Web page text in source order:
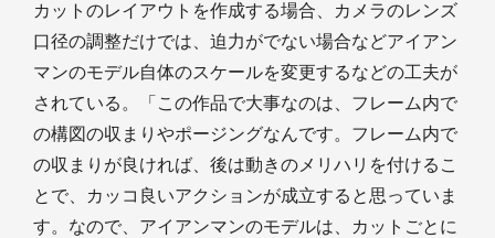
カットのレイアウトを作成する場合、カメラのレンズ
口径の調整だけでは、迫力がでない場合などアイアン
マンのモデル自体のスケールを変更するなどの工夫が
されている。「この作品で大事なのは、フレーム内で
の構図の収まりやポージングなんです。フレーム内で
の収まりが良ければ、後は動きのメリハリを付けるこ
とで、カッコ良いアクションが成立すると思っていま
す。なので、アイアンマンのモデルは、カットごとに